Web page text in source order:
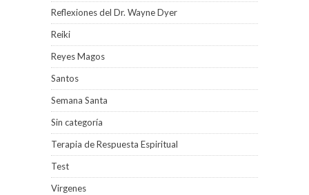
Reflexiones del Dr. Wayne Dyer
Reiki
Reyes Magos
Santos
Semana Santa
Sin categoría
Terapia de Respuesta Espiritual
Test
Virgenes